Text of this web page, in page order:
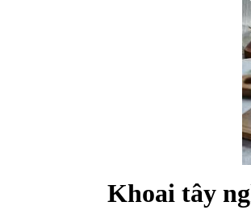
Khoai tây